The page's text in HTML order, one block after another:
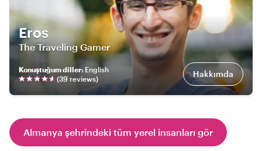
Eros
The Traveling Gamer
Konuştuğum diller: English
(39 reviews) Hakkımda
Almanya şehrindeki tüm yerel insanları gör